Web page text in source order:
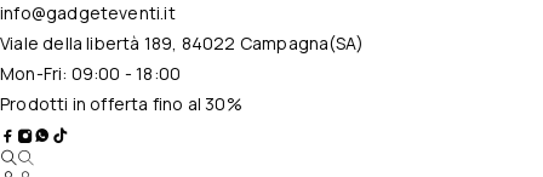
info@gadgeteventi.it
Viale della libertà 189, 84022 Campagna(SA)
Mon-Fri: 09:00 - 18:00
Prodotti in offerta fino al 30%